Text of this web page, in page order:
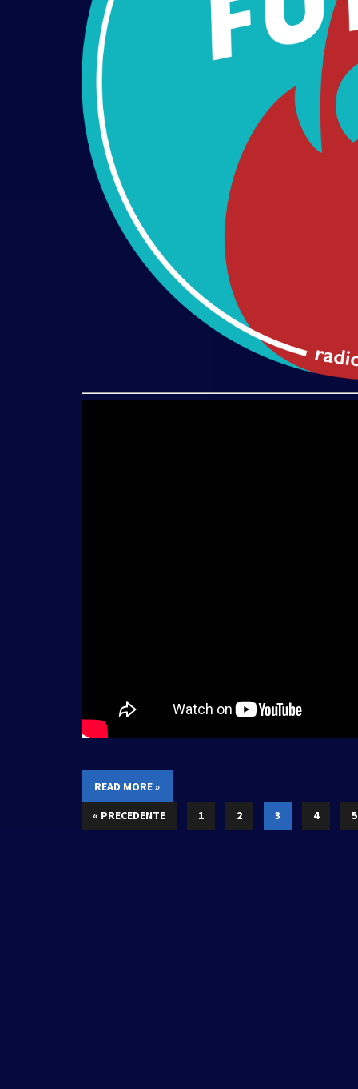
READ MORE »
« PRECEDENTE
1 2 3 4 5